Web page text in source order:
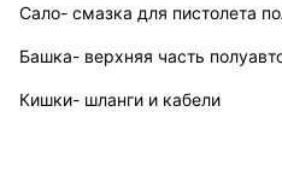
Сало- смазка для пистолета
Башка- верхняя часть
Кишки- шланги и кабели